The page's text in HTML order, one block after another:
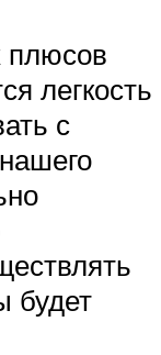
легкость
с
будет